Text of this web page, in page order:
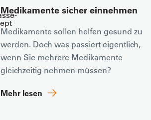
Medikamente sicher einnehmen
Medikamente sollen helfen gesund zu
werden. Doch was passiert eigentlich,
wenn Sie mehrere Medikamente
gleichzeitig nehmen müssen?
Mehr lesen